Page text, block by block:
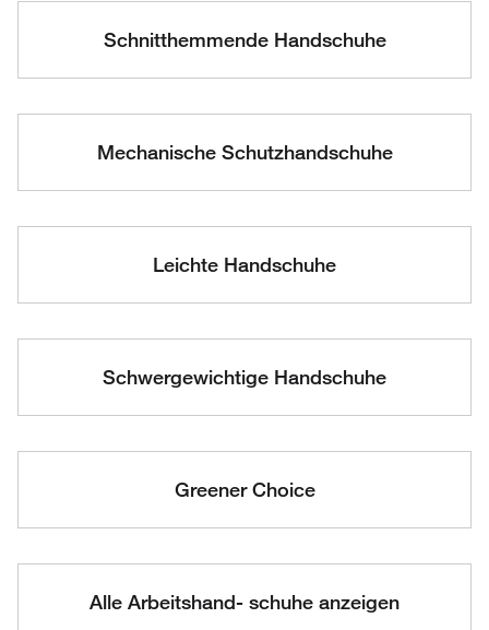
Schnitthemmende Handschuhe
Mechanische Schutzhandschuhe
Leichte Handschuhe
Schwergewichtige Handschuhe
Greener Choice
Alle Arbeitshand- schuhe anzeigen